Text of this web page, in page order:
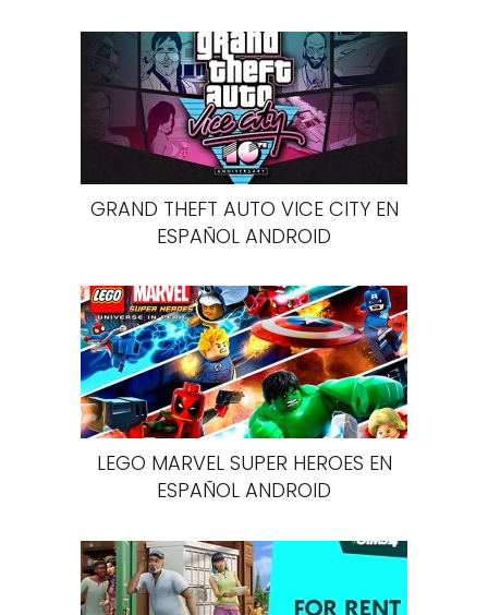
GRAND THEFT AUTO VICE CITY EN
ESPAÑOL ANDROID
LEGO MARVEL SUPER HEROES EN
ESPAÑOL ANDROID